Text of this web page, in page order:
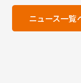
ニュース一覧